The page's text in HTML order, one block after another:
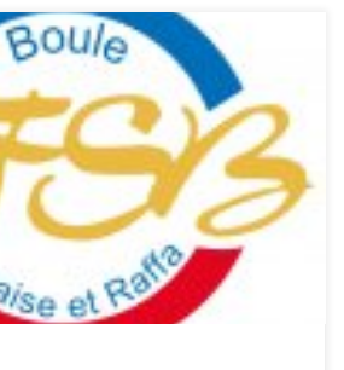
le 3 décembre un nouveau logiciel ( qui
gestion des licenciés, des clubs et des
place de ce nouveau système rencontre
nous vous demandons de la patience